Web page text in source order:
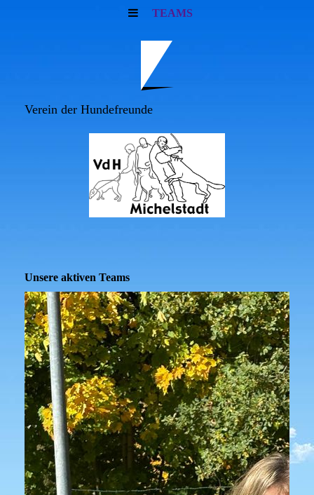
TEAMS
Verein der Hundefreunde
Unsere aktiven Teams